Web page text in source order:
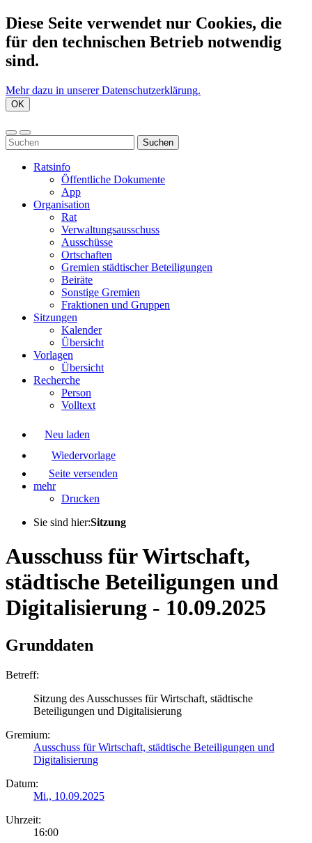
Diese Seite verwendet nur Cookies, die
für den technischen Betrieb notwendig
sind.
Mehr dazu in unserer Datenschutzerklärung.
OK
Suchen
Ratsinfo
Öffentliche Dokumente
App
Organisation
Rat
Verwaltungsausschuss
Ausschüsse
Ortschaften
Gremien städtischer Beteiligungen
Beiräte
Sonstige Gremien
Fraktionen und Gruppen
Sitzungen
Kalender
Übersicht
Vorlagen
Übersicht
Recherche
Person
Volltext
Neu laden
Wiedervorlage
Seite versenden
mehr
Drucken
Sie sind hier:Sitzung
Ausschuss für Wirtschaft,
städtische Beteiligungen und
Digitalisierung - 10.09.2025
Grunddaten
Betreff:
Sitzung des Ausschusses für Wirtschaft, städtische
Beteiligungen und Digitalisierung
Gremium:
Ausschuss für Wirtschaft, städtische Beteiligungen und
Digitalisierung
Datum:
Mi., 10.09.2025
Uhrzeit:
16:00